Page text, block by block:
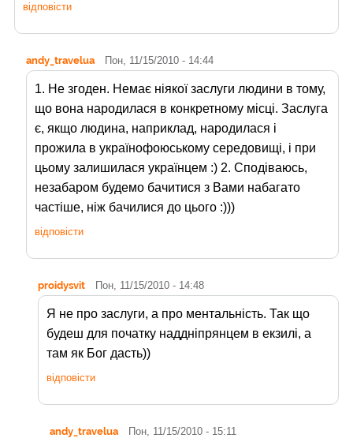
відповісти
andy_travelua Пон, 11/15/2010 - 14:44
1. Не згоден. Немає ніякої заслуги людини в тому,
що вона народилася в конкретному місці. Заслуга
є, якщо людина, наприклад, народилася і
прожила в українофоюському середовищі, і при
цьому залишилася українцем :) 2. Сподіваюсь,
незабаром будемо бачитися з Вами набагато
частіше, ніж бачилися до цього :)))
відповісти
proidysvit Пон, 11/15/2010 - 14:48
Я не про заслуги, а про ментальність. Так що
будеш для початку наддніпрянцем в екзилі, а
там як Бог дасть))
відповісти
andy_travelua Пон, 11/15/2010 - 15:11